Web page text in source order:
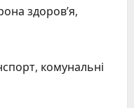
здоров’я,
комунальні